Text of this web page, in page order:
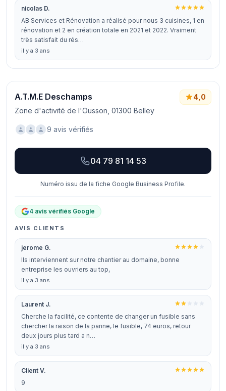
nicolas D.
AB Services et Rénovation a réalisé pour nous 3 cuisines, 1 en
rénovation et 2 en création totale en 2021 et 2022. Vraiment
très satisfait du rés…
il y a 3 ans
A.T.M.E Deschamps
Zone d'activité de l'Ousson, 01300 Belley
4,0
9 avis vérifiés
04 79 81 14 53
Numéro issu de la fiche Google Business Profile.
4 avis vérifiés Google
AVIS CLIENTS
jerome G.
Ils interviennent sur notre chantier au domaine, bonne
entreprise les ouvriers au top,
il y a 3 ans
Laurent J.
Cherche la facilité, ce contente de changer un fusible sans
chercher la raison de la panne, le fusible, 74 euros, retour
deux jours plus tard a n…
il y a 3 ans
Client V.
9